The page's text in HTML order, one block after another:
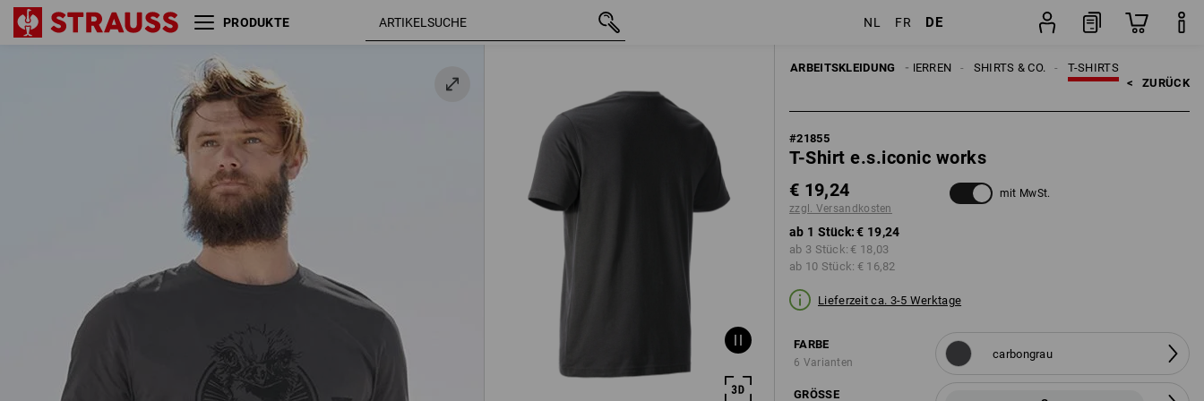
PRODUKTE NL FR DE
ARBEITSKLEIDUNG T-SHIRTS
SHIRTS & CO.
HERREN
< ZURÜCK
#21855
T-Shirt e.s.iconic works
€ 19,24
zzgl. Versandkosten
mit MwSt.
ab 1 Stück: € 19,24
ab 3 Stück: € 18,03
ab 10 Stück: € 16,82
Lieferzeit ca. 3-5 Werktage
FARBE
6 Varianten
carbongrau
GRÖSSE
carbongrau S € 19,24